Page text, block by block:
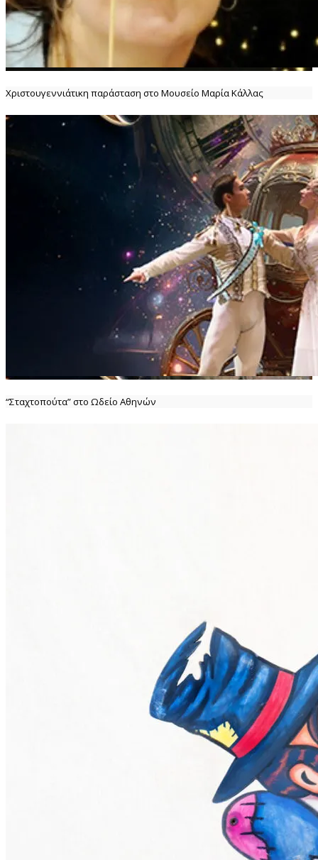
Χριστουγεννιάτικη παράσταση στο Μουσείο Μαρία Κάλλας
“Σταχτοπούτα” στο Ωδείο Αθηνών